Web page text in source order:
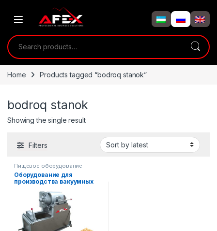
Search for:
Home Products tagged “bodroq stanok”
bodroq stanok
Showing the single result
Filters
Пищевое оборудование
Оборудование для
производства вакуумных